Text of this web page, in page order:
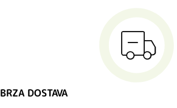
BRZA DOSTAVA